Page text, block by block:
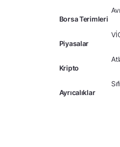
Borsa Terimleri
Piyasalar
Kripto
Ayrıcalıklar